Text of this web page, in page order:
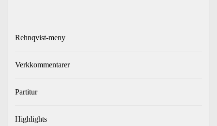
Rehnqvist-meny
Verkkommentarer
Partitur
Highlights